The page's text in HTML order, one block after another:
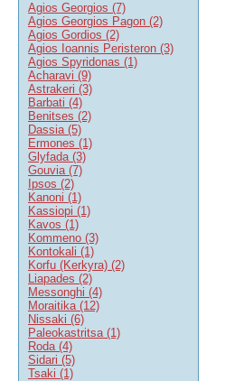
Agios Georgios (7)
Agios Georgios Pagon (2)
Agios Gordios (2)
Agios Ioannis Peristeron (3)
Agios Spyridonas (1)
Acharavi (9)
Astrakeri (3)
Barbati (4)
Benitses (2)
Dassia (5)
Ermones (1)
Glyfada (3)
Gouvia (7)
Ipsos (2)
Kanoni (1)
Kassiopi (1)
Kavos (1)
Kommeno (3)
Kontokali (1)
Korfu (Kerkyra) (2)
Liapades (2)
Messonghi (4)
Moraitika (12)
Nissaki (6)
Paleokastritsa (1)
Roda (4)
Sidari (5)
Tsaki (1)